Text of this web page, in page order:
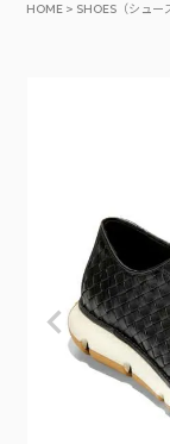
HOME
SHOES（シュー